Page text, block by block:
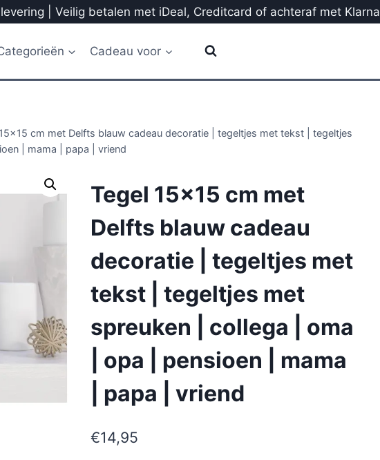
| Veilig betalen met iDeal, Creditcard of achteraf met Klarna
Cadeau voor
cm met Delfts blauw cadeau decoratie | tegeltjes met tekst | tegeltjes
| mama | papa | vriend
Tegel 15×15 cm met
Delfts blauw cadeau
decoratie | tegeltjes met
tekst | tegeltjes met
spreuken | collega | oma
| opa | pensioen | mama
| papa | vriend
€14,95